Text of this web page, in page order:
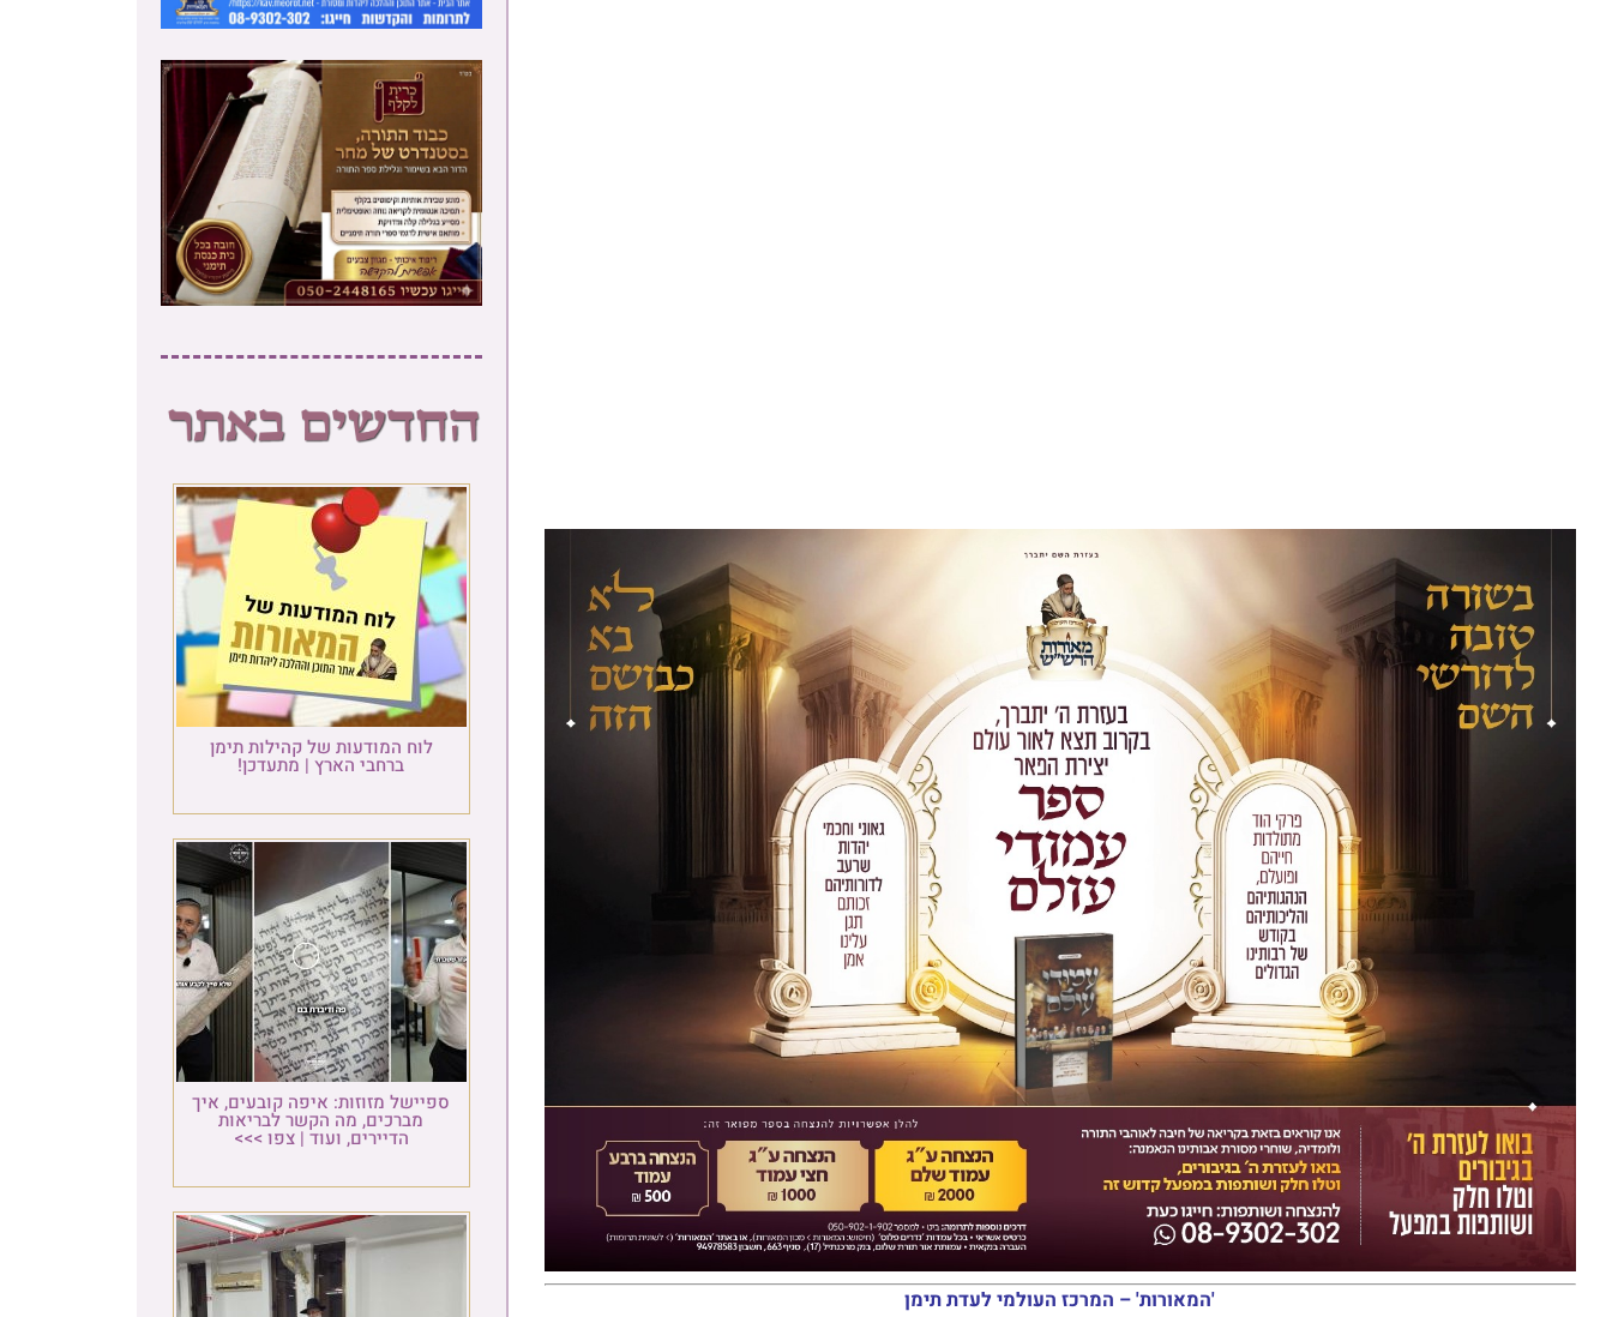
'המאורות' – המרכז העולמי לעדת תימן
לוח המודעות של קהילות תימן
ברחבי הארץ | מתעדכן!
ספיישל מזוזות: איפה קובעים, איך
מברכים, מה הקשר לבריאות
הדיירים, ועוד | צפו >>>